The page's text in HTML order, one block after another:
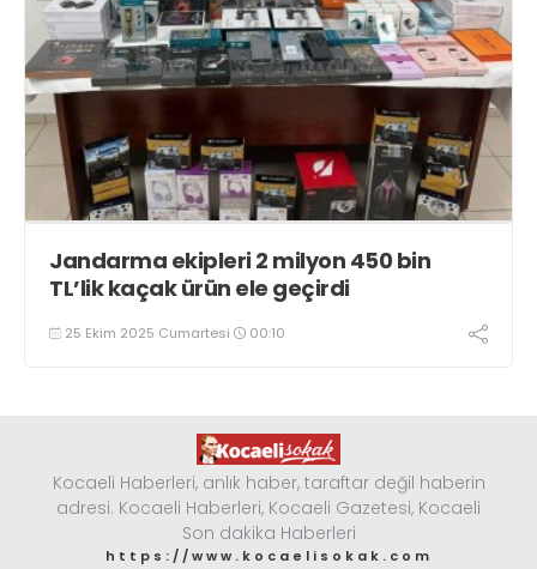
Jandarma ekipleri 2 milyon 450 bin
TL’lik kaçak ürün ele geçirdi
25 Ekim 2025 Cumartesi 00:10
Kocaeli Haberleri, anlık haber, taraftar değil haberin
adresi. Kocaeli Haberleri, Kocaeli Gazetesi, Kocaeli
Son dakika Haberleri
https://www.kocaelisokak.com